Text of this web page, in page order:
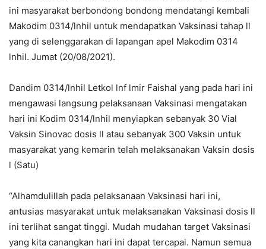
ini masyarakat berbondong bondong mendatangi kembali
Makodim 0314/lnhil untuk mendapatkan Vaksinasi tahap ll
yang di selenggarakan di lapangan apel Makodim 0314
lnhil. Jumat (20/08/2021).
Dandim 0314/lnhil Letkol lnf lmir Faishal yang pada hari ini
mengawasi langsung pelaksanaan Vaksinasi mengatakan
hari ini Kodim 0314/lnhil menyiapkan sebanyak 30 Vial
Vaksin Sinovac dosis ll atau sebanyak 300 Vaksin untuk
masyarakat yang kemarin telah melaksanakan Vaksin dosis
l (Satu)
“Alhamdulillah pada pelaksanaan Vaksinasi hari ini,
antusias masyarakat untuk melaksanakan Vaksinasi dosis ll
ini terlihat sangat tinggi. Mudah mudahan target Vaksinasi
yang kita canangkan hari ini dapat tercapai. Namun semua